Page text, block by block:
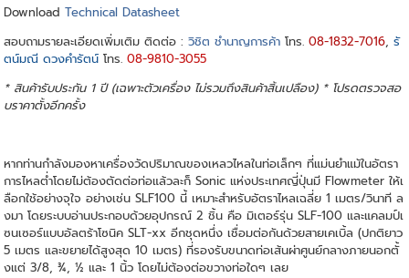
DownloadTechnical Datasheet
สอบถามรายละเอียดเพิ่มเติม ติดต่อ :วิชิต ชำนาญการค้า โทร.08-1832-7016,รั
ตน์มณี ดวงคำรัตน์ โทร.08-9810-3055
* สินค้ารับประกัน 1 ปี (เฉพาะตัวเครื่อง ไม่รวมถึงสินค้าสิ้นเปลือง) * โปรดตรวจสอ
บราคาตั้งอีกครั้ง
หากท่านกำลังมองหาเครื่องวัดปริมาณของเหลวไหลในท่อเล็กๆ ที่แม่นยำแม้ในอัตรา
การไหลต่ำโดยไม่ต้องตัดต่อท่อแล้วละก็ Sonic แห่งประเทศญี่ปุ่นมี Flowmeter ให้เ
ลือกใช้อย่างจุใจ อย่างเช่น SLF100 นี้ เหมาะสำหรับอัตราไหลเฉลี่ย 1 เมตร/วินาที ล
งมา โดยระบบอ่านประกอบด้วยอุปกรณ์ 2 ชิ้น คือ มิเตอร์รุ่น SLF-100 และแคลมป์เ
ซนเซอร์แบบอัลตร้าโซนิค SLT-xx อีกชุดหนึ่ง เชื่อมต่อกันด้วยสายเคเบิ้ล (ปกติยาว
5 เมตร และขยายได้สูงสุด 10 เมตร) ที่รองรับขนาดท่อเส้นผ่าศูนย์กลางภายนอกตั้
งแต่ 3/8, ¾, ½ และ 1 นิ้ว โดยไม่ต้องต่อขวางท่อใดๆ เลย